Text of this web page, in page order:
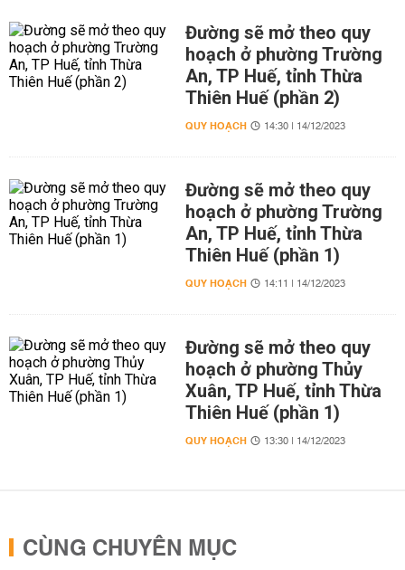
Đường sẽ mở theo quy
hoạch ở phường Trường
An, TP Huế, tỉnh Thừa
Thiên Huế (phần 2)
QUY HOẠCH 14:30 | 14/12/2023
Đường sẽ mở theo quy
hoạch ở phường Trường
An, TP Huế, tỉnh Thừa
Thiên Huế (phần 1)
QUY HOẠCH 14:11 | 14/12/2023
Đường sẽ mở theo quy
hoạch ở phường Thủy
Xuân, TP Huế, tỉnh Thừa
Thiên Huế (phần 1)
QUY HOẠCH 13:30 | 14/12/2023
CÙNG CHUYÊN MỤC